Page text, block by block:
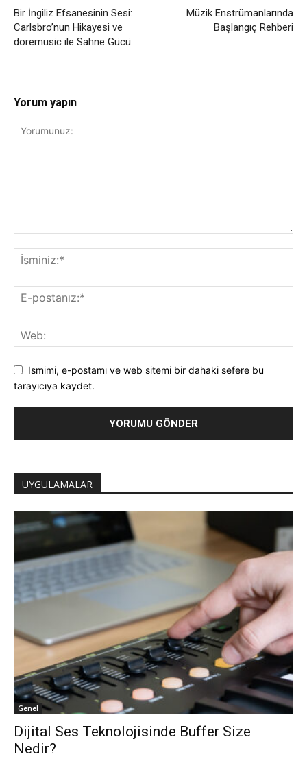
Bir İngiliz Efsanesinin Sesi:
Carlsbro’nun Hikayesi ve
doremusic ile Sahne Gücü
Müzik Enstrümanlarında
Başlangıç Rehberi
Yorum yapın
Ismimi, e-postamı ve web sitemi bir dahaki sefere bu
tarayıcıya kaydet.
UYGULAMALAR
Genel
Dijital Ses Teknolojisinde Buffer Size
Nedir?